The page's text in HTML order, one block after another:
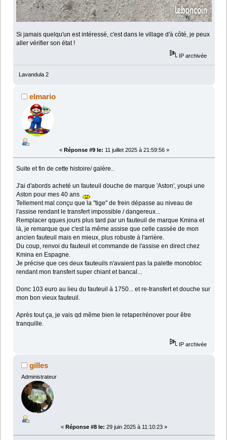
Si jamais quelqu'un est intéressé, c'est dans le village d'à côté, je peux
aller vérifier son état !
IP archivée
Lavandula 2
elmario
« Réponse #9 le: 11 juillet 2025 à 21:59:56 »
Suite et fin de cette histoire/ galère..
J'ai d'abords acheté un fauteuil douche de marque 'Aston', youpi une
Aston pour mes 40 ans
Tellement mal conçu que la "tige" de frein dépasse au niveau de
l'assise rendant le transfert impossible / dangereux...
Remplacer qques jours plus tard par un fauteuil de marque Kmina et
là, je remarque que c'est la même assise que celle cassée de mon
ancien fauteuil mais en mieux, plus robuste à l'arrière.
Du coup, renvoi du fauteuil et commande de l'assise en direct chez
Kmina en Espagne.
Je précise que ces deux fauteuils n'avaient pas la palette monobloc
rendant mon transfert super chiant et bancal...
Donc 103 euro au lieu du fauteuil à 1750... et re-transfert et douche sur
mon bon vieux fauteuil.
Après tout ça, je vais qd même bien le retaper/rénover pour être
tranquille.
IP archivée
gilles
Administrateur
« Réponse #8 le: 29 juin 2025 à 11:10:23 »